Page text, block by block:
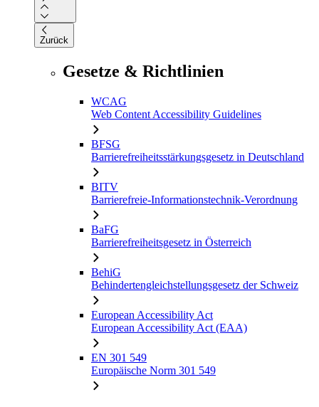
Zurück
Gesetze & Richtlinien
WCAG
Web Content Accessibility Guidelines
BFSG
Barrierefreiheitsstärkungsgesetz in Deutschland
BITV
Barrierefreie-Informationstechnik-Verordnung
BaFG
Barrierefreiheitsgesetz in Österreich
BehiG
Behindertengleichstellungsgesetz der Schweiz
European Accessibility Act
European Accessibility Act (EAA)
EN 301 549
Europäische Norm 301 549